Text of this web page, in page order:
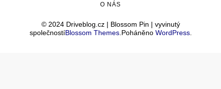
© 2024 Driveblog.cz | Blossom Pin | vyvinutý
společnostíBlossom Themes.Poháněno WordPress.
O NÁS